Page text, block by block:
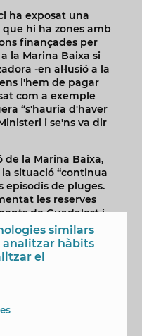
ha exposat una
hi ha zones amb
finançades per
la Marina Baixa si
-en al·lusió a la
l'hem de pagar
com a exemple
“s'hauria d'haver
i se'ns va dir
la Marina Baixa,
situació “continua
episodis de pluges.
les reserves
de Guadalest i
com el de les
i els de Beniardà i
externes, si no es
estiu “caldrà
cúbics més”.
en la sessió de
de la nova planta
similars
analitzar hàbits
el